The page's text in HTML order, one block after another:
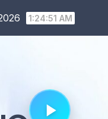
1:24:53 AM